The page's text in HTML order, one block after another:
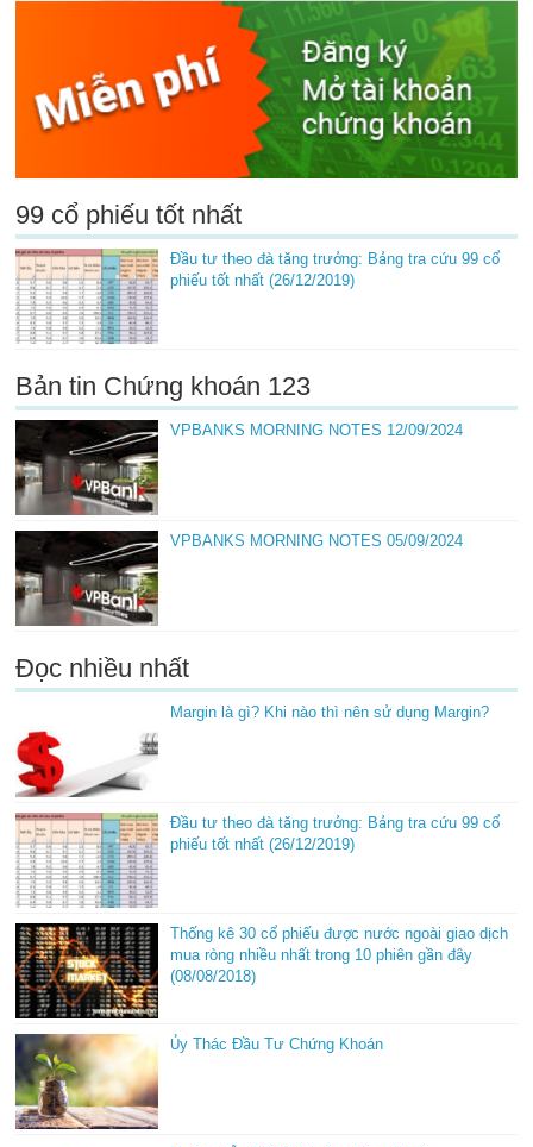
99 cổ phiếu tốt nhất
Đầu tư theo đà tăng trưởng: Bảng tra cứu 99 cổ
phiếu tốt nhất (26/12/2019)
Bản tin Chứng khoán 123
VPBANKS MORNING NOTES 12/09/2024
VPBANKS MORNING NOTES 05/09/2024
Đọc nhiều nhất
Margin là gì? Khi nào thì nên sử dụng Margin?
Đầu tư theo đà tăng trưởng: Bảng tra cứu 99 cổ
phiếu tốt nhất (26/12/2019)
Thống kê 30 cổ phiếu được nước ngoài giao dịch
mua ròng nhiều nhất trong 10 phiên gần đây
(08/08/2018)
Ủy Thác Đầu Tư Chứng Khoán